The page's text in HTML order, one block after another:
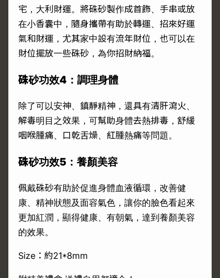
宅，大利財運。將硃砂製作成首飾、手串或放
在小香囊中，隨身攜帶有助於轉運、招來好運
氣和財運，尤其家中設有流年財位，也可以在
財位擺放一些硃砂，為你招財納福。
硃砂功效4：調理身體
除了可以安神、鎮靜精神，還具有清肝瀉火、
解毒明目之效果，可幫助身體去熱排毒，舒緩
咽喉腫痛、口乾舌燥、紅腫熱痛等問題。
硃砂功效5：養顏美容
佩戴硃砂有助於促進身體血液循環，改善健
康、精神狀態及面容氣色，讓你的臉色看起來
更加紅潤，顯得健康、有朝氣，達到養顏美容
的效果。
Size：約21*8mm